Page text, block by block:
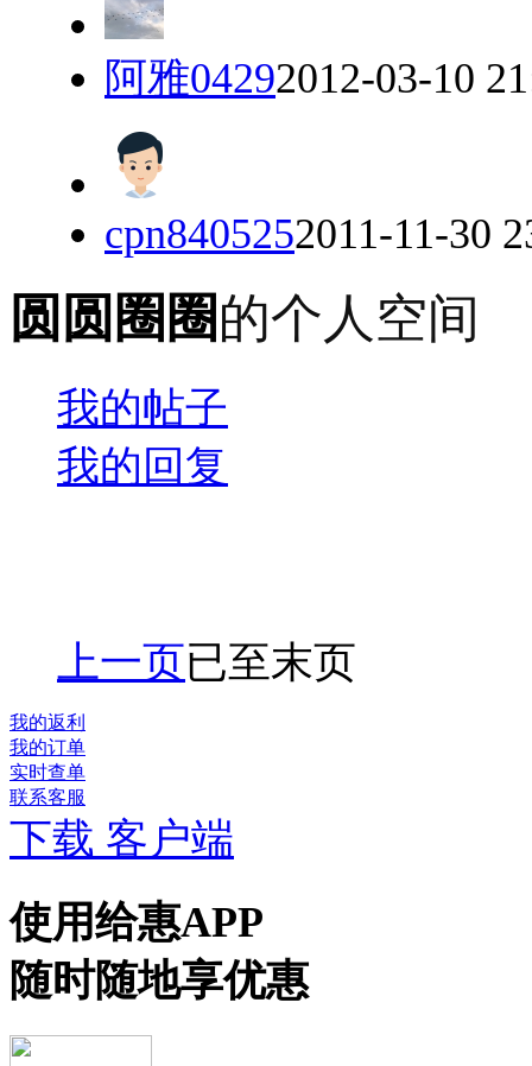
阿雅04292012-03-10
cpn8405252011-11-30
圆圆圈圈的个人空间
我的帖子
我的回复
上一页已至末页
我的返利
我的订单
实时查单
联系客服
下载 客户端
使用给惠APP
随时随地享优惠